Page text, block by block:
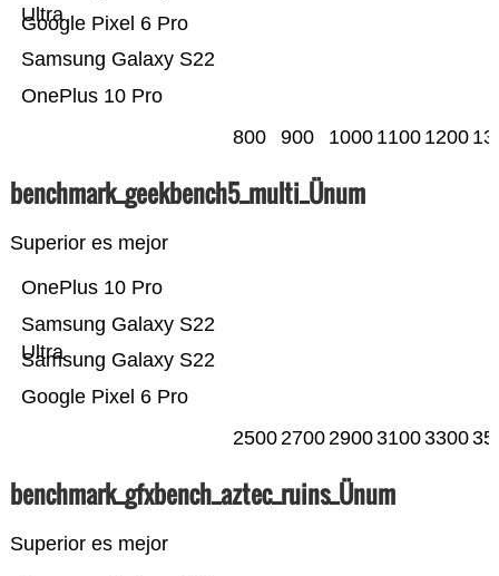
OnePlus 10 Pro
Samsung Galaxy S22
Google Pixel 6 Pro
Ultra
800 900 1000 1100 1200
benchmark_geekbench5_multi_Ünum
Superior es mejor
Google Pixel 6 Pro
Samsung Galaxy S22
Samsung Galaxy S22
Ultra
OnePlus 10 Pro
25002700290031003300
benchmark_gfxbench_aztec_ruins_Ünum
Superior es mejor